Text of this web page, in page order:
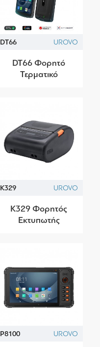
DT66 UROVO
DT66 Φορητό
Τερματικό
K329 UROVO
K329 Φορητός
Εκτυπωτής
P8100 UROVO